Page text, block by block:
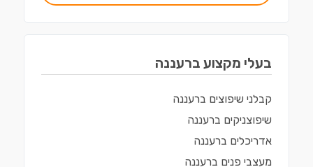
בעלי מקצוע ברעננה
קבלני שיפוצים ברעננה
שיפוצניקים ברעננה
אדריכלים ברעננה
מעצבי פנים ברעננה